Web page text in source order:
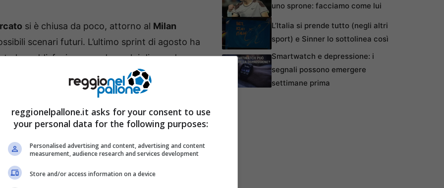
si è chiusa da poco, attorno al Milan
scenari futuri. L’ultimo sprint di agosto ha
la soddisfazione per due colpi di grande
rammarico per alcune operazioni di mercato
difensivo.
interessanti.Matteo Moretto , sul canale
retroscena legati a nomi che i rossoneri
Profili che non si sono concretizzati
magari tornare d’attualità anche
Milan.
uno sprone: facciamo come lui
L’Italia si prende tutto (negli altri
sport) e Sinner lo sottolinea così
Smartwatch e depressione: i
segnali possono emergere
settimane prima
reggionelpallone.it asks for your consent to use
your personal data for the following purposes:
Personalised advertising and content, advertising and content
measurement, audience research and services development
Store and/or access information on a device